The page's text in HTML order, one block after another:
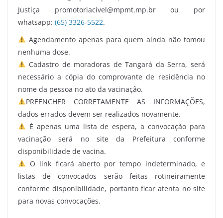
Justiça promotoriacivel@mpmt.mp.br ou por
whatsapp: (65) 3326-5522.
Agendamento apenas para quem ainda não tomou
nenhuma dose.
Cadastro de moradoras de Tangará da Serra, será
necessário a cópia do comprovante de residência no
nome da pessoa no ato da vacinação.
PREENCHER CORRETAMENTE AS INFORMAÇÕES,
dados errados devem ser realizados novamente.
É apenas uma lista de espera, a convocação para
vacinação será no site da Prefeitura conforme
disponibilidade de vacina.
O link ficará aberto por tempo indeterminado, e
listas de convocados serão feitas rotineiramente
conforme disponibilidade, portanto ficar atenta no site
para novas convocações.